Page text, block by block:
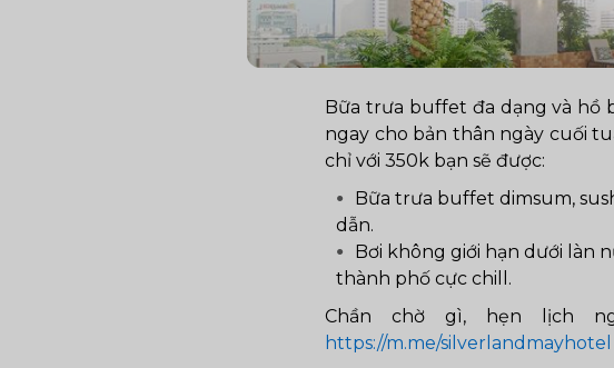
Bữa trưa buffet đa dạng và hồ
ngay cho bản thân ngày cuối
chỉ với 350k bạn sẽ được:
Bữa trưa buffet dimsum,
dẫn.
Bơi không giới hạn dưới làn
thành phố cực chill.
Chần chờ gì, hẹn lịch
https://m.me/silverlandmayhotel